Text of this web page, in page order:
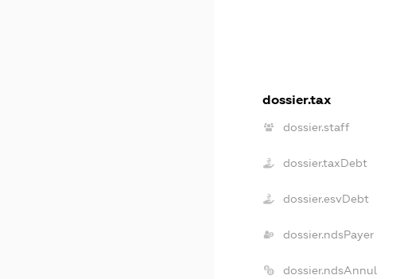
dossier.tax
dossier.staff
dossier.taxDebt
dossier.esvDebt
dossier.ndsPayer
dossier.ndsAnnul